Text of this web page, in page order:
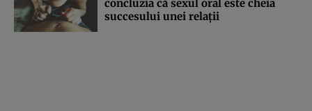
concluzia că sexul oral este cheia
succesului unei relaţii